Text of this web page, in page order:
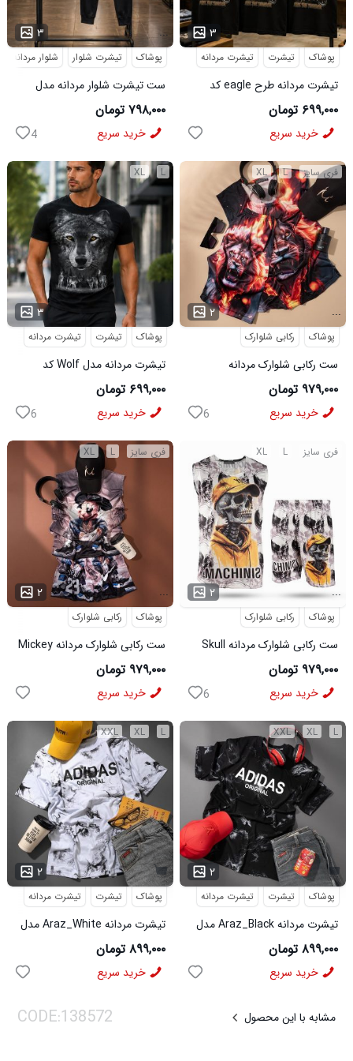
۳ ...
پوشاک تیشرت شلوار شلوار مردانه
ست تیشرت شلوار مردانه مدل
Adidas کد 6569
۷۹۸,۰۰۰ تومان
خرید سریع 4
۳ ...
پوشاک تیشرت تیشرت مردانه
تیشرت مردانه طرح eagle کد
6545
۶۹۹,۰۰۰ تومان
خرید سریع
L
XL
۳
پوشاک تیشرت تیشرت مردانه
تیشرت مردانه مدل Wolf کد
5631
۶۹۹,۰۰۰ تومان
خرید سریع 6
فری سایز L
XL
۲ ...
پوشاک رکابی شلوارک
ست رکابی شلوارک مردانه
Lion_Black مدل 3997
۹۷۹,۰۰۰ تومان
خرید سریع 6
فری سایز L
XL
۲ ...
پوشاک رکابی شلوارک
ست رکابی شلوارک مردانه Mickey
مدل 3996
۹۷۹,۰۰۰ تومان
خرید سریع
فری سایز L
XL
۲ ...
پوشاک رکابی شلوارک
ست رکابی شلوارک مردانه Skull
مدل 3995
۹۷۹,۰۰۰ تومان
خرید سریع 6
L
XL
XXL
۲
پوشاک تیشرت تیشرت مردانه
تیشرت مردانه Araz_White مدل
3992
۸۹۹,۰۰۰ تومان
خرید سریع
L
XL
XXL
۲
پوشاک تیشرت تیشرت مردانه
تیشرت مردانه Araz_Black مدل
3991
۸۹۹,۰۰۰ تومان
خرید سریع
مشابه با این محصول